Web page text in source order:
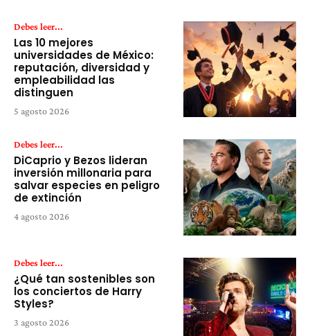
Debes leer...
Las 10 mejores
universidades de México:
reputación, diversidad y
empleabilidad las
distinguen
5 agosto 2026
Debes leer...
DiCaprio y Bezos lideran
inversión millonaria para
salvar especies en peligro
de extinción
4 agosto 2026
Debes leer...
¿Qué tan sostenibles son
los conciertos de Harry
Styles?
3 agosto 2026